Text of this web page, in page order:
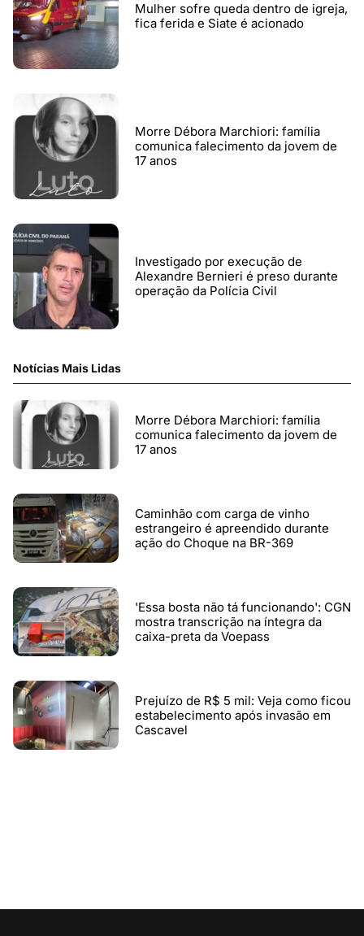
Mulher sofre queda dentro de igreja,
fica ferida e Siate é acionado
Morre Débora Marchiori: família
comunica falecimento da jovem de
17 anos
Investigado por execução de
Alexandre Bernieri é preso durante
operação da Polícia Civil
Notícias Mais Lidas
Morre Débora Marchiori: família
comunica falecimento da jovem de
17 anos
Caminhão com carga de vinho
estrangeiro é apreendido durante
ação do Choque na BR-369
'Essa bosta não tá funcionando': CGN
mostra transcrição na íntegra da
caixa-preta da Voepass
Prejuízo de R$ 5 mil: Veja como ficou
estabelecimento após invasão em
Cascavel